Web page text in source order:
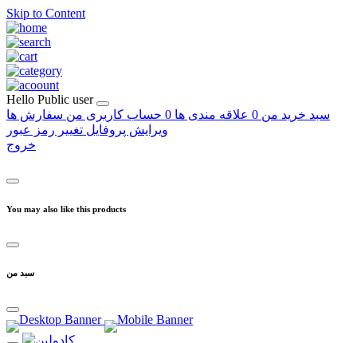
Skip to Content
Hello Public user
سبد خرید من 0 علاقه مندی ها 0 حساب کاربری من سفارش ها
ویرایش پروفایل تغییر رمز عبور
خروج
You may also like this products
سبد من